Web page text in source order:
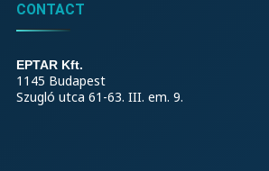
CONTACT
EPTAR Kft.
1145 Budapest
Szugló utca 61-63. III. em. 9.